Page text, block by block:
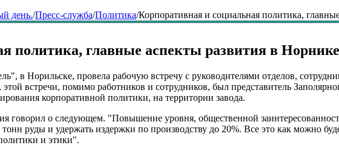
день./Пресс-служба/Политика/Корпоративная и социальная политика,
политика, главные аспекты развития в
в Норильске, провела рабочую встречу с руководителями отделов,
встречи, помимо работников и сотрудников, был представитель
корпоративной политики, на территории завода.
говорил о следующем. "Повышение уровня, общественной
руды и удержать издержки по производству до 20%. Все это как можно
и этики".